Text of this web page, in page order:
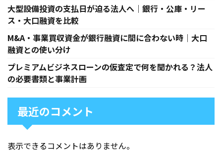
大型設備投資の支払日が迫る法人へ｜銀行・公庫・リー
ス・大口融資を比較
M&A・事業買収資金が銀行融資に間に合わない時｜大口
融資との使い分け
プレミアムビジネスローンの仮査定で何を聞かれる？法人
の必要書類と事業計画
最近のコメント
表示できるコメントはありません。